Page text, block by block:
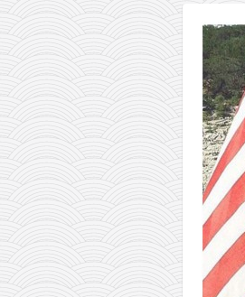
Нью-
Йорк
за
262€
туда-
обратно
май)